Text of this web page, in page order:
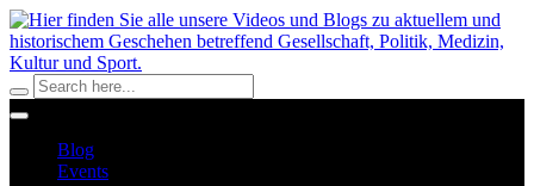
Blog
Events